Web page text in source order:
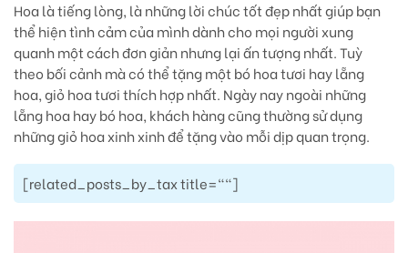
Hoa là tiếng lòng, là những lời chúc tốt đẹp nhất giúp bạn
thể hiện tình cảm của mình dành cho mọi người xung
quanh một cách đơn giản nhưng lại ấn tượng nhất. Tuỳ
theo bối cảnh mà có thể tặng một bó hoa tươi hay lẵng
hoa, giỏ hoa tươi thích hợp nhất. Ngày nay ngoài những
lẵng hoa hay bó hoa, khách hàng cũng thường sử dụng
những giỏ hoa xinh xinh để tặng vào mỗi dịp quan trọng.
[related_posts_by_tax title=""]